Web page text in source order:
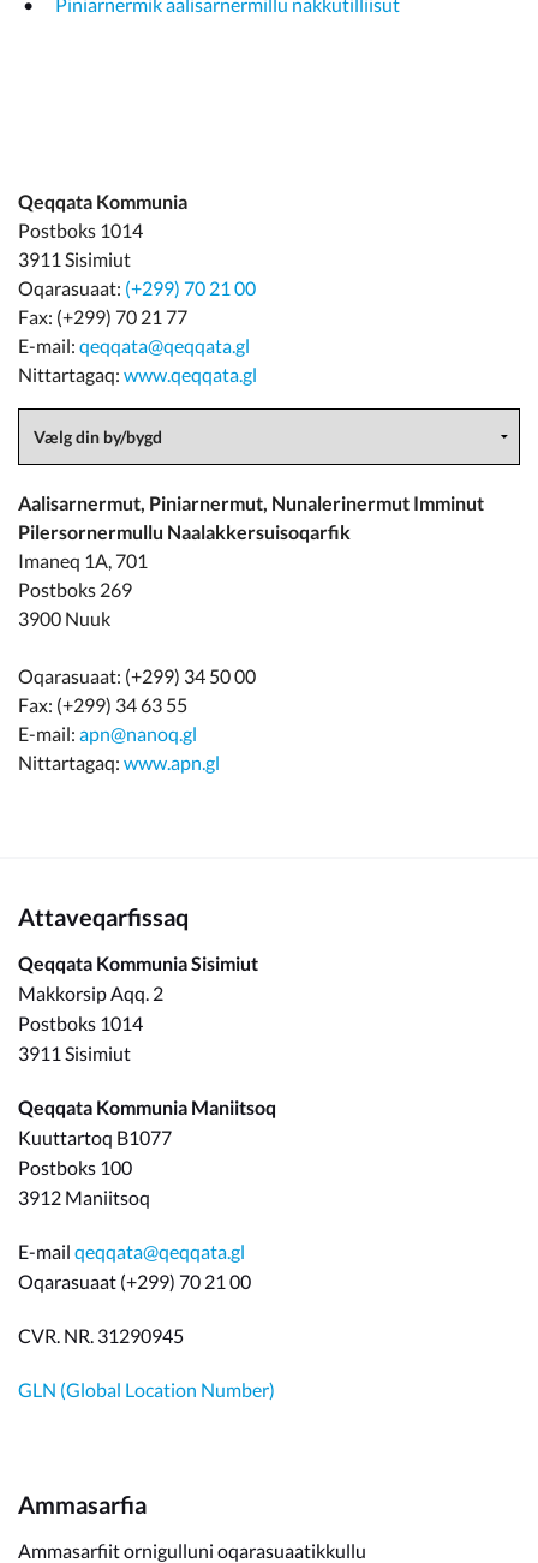
Qeqqata Kommunia
Postboks 1014
3911 Sisimiut
Oqarasuaat: (+299) 70 21 00
Fax: (+299) 70 21 77
E-mail: qeqqata@qeqqata.gl
Nittartagaq: www.qeqqata.gl
Aalisarnermut, Piniarnermut, Nunalerinermut Imminut
Pilersornermullu Naalakkersuisoqarfik
Imaneq 1A, 701
Postboks 269
3900 Nuuk
Oqarasuaat: (+299) 34 50 00
Fax: (+299) 34 63 55
E-mail: apn@nanoq.gl
Nittartagaq: www.apn.gl
Attaveqarfissaq
Qeqqata Kommunia Sisimiut
Makkorsip Aqq. 2
Postboks 1014
3911 Sisimiut
Qeqqata Kommunia Maniitsoq
Kuuttartoq B1077
Postboks 100
3912 Maniitsoq
E-mail qeqqata@qeqqata.gl
Oqarasuaat (+299) 70 21 00
CVR. NR. 31290945
GLN (Global Location Number)
Ammasarfia
Ammasarfiit ornigulluni oqarasuaatikkullu